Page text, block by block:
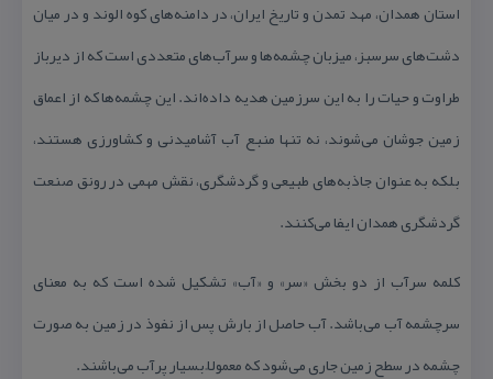
استان همدان، مهد تمدن و تاریخ ایران، در دامنه‌های كوه الوند و در میان
دشت‌های سرسبز، میزبان چشمه‌ها و سرآب‌های متعددی است كه از دیرباز
طراوت و حیات را به این سرزمین هدیه داده‌اند. این چشمه‌ها كه از اعماق
زمین جوشان می‌شوند، نه تنها منبع آب آشامیدنی و كشاورزی هستند،
بلكه به عنوان جاذبه‌های طبیعی و گردشگری، نقش مهمی در رونق صنعت
گردشگری همدان ایفا می‌كنند.
كلمه سرآب از دو بخش «سر» و «آب» تشكیل شده است كه به معنای
سرچشمه آب می‌باشد. آب حاصل از بارش پس از نفوذ در زمین به صورت
چشمه در سطح زمین جاری می‌شود كه معمولاً بسیار پرآب می‌باشند.